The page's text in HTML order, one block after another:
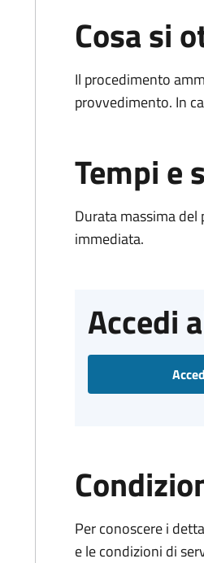
Cosa si
Il procedimento
provvedimento. In
Tempi e
Durata massima
immediata.
Accedi
Per conoscere i
e le condizioni di